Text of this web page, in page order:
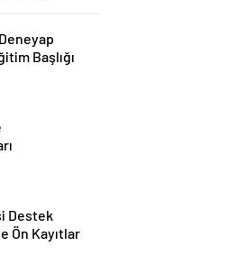
Başlığı
Destek
Ön Kayıtlar